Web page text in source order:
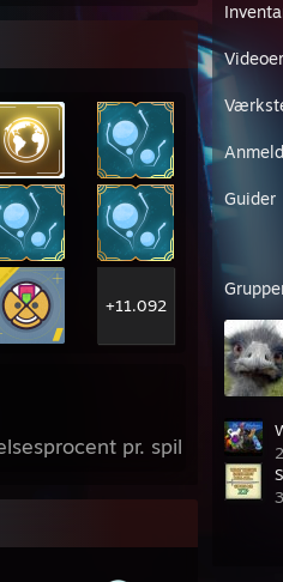
Videoer
Guider
+11.092
pr. spil (gns.)